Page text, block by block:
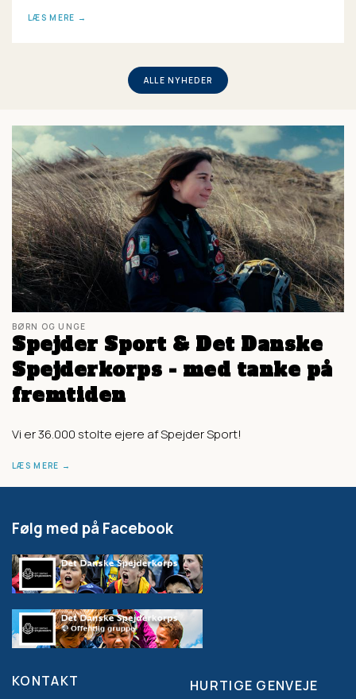
LÆS MERE
ALLE NYHEDER
BØRN OG UNGE
Spejder Sport & Det Danske
Spejderkorps - med tanke på
fremtiden
Vi er 36.000 stolte ejere af Spejder Sport!
LÆS MERE
Følg med på Facebook
KONTAKT
HURTIGE GENVEJE